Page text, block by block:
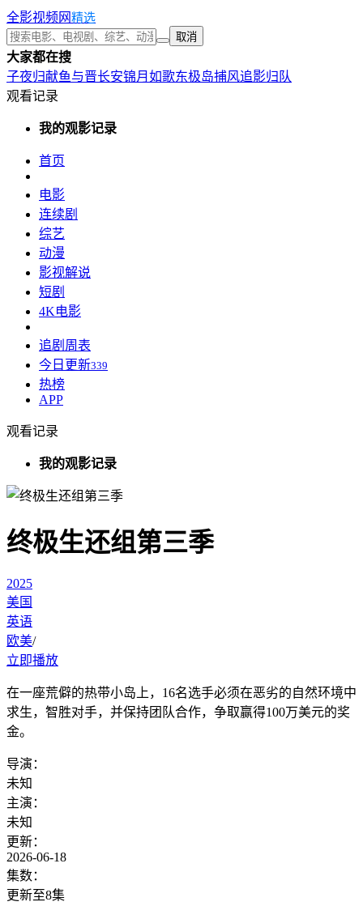
全影视频网精选
取消
大家都在搜
子夜归献鱼与晋长安锦月如歌东极岛捕风追影归队
观看记录
我的观影记录
首页
电影
连续剧
综艺
动漫
影视解说
短剧
4K电影
追剧周表
今日更新339
热榜
APP
观看记录
我的观影记录
终极生还组第三季
2025
美国
英语
欧美/
立即播放
在一座荒僻的热带小岛上，16名选手必须在恶劣的自然环境中
求生，智胜对手，并保持团队合作，争取赢得100万美元的奖
金。
导演：
未知
主演：
未知
更新：
2026-06-18
集数：
更新至8集